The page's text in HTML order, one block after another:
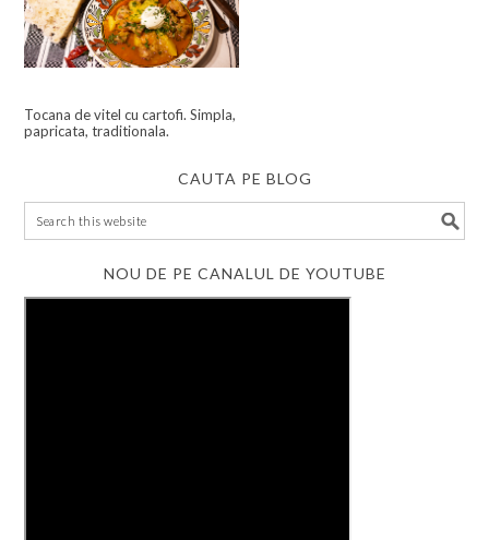
Tocana de vitel cu cartofi. Simpla,
papricata, traditionala.
CAUTA PE BLOG
NOU DE PE CANALUL DE YOUTUBE